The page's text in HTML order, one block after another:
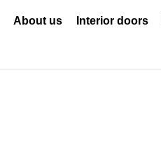
About us Interior doors